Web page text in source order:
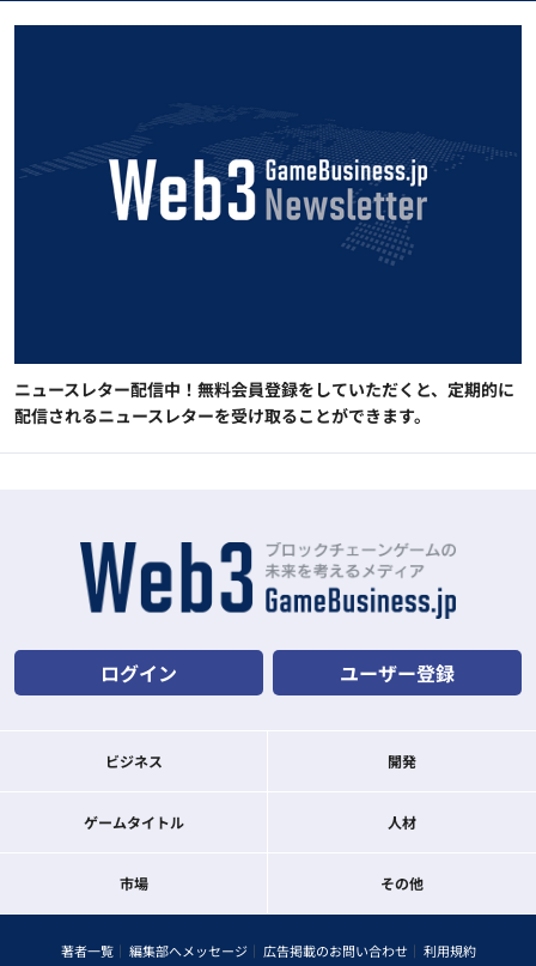
ニュースレター配信中！無料会員登録をしていただくと、定期的に
配信されるニュースレターを受け取ることができます。
ログイン ユーザー登録
ビジネス 開発
ゲームタイトル 人材
市場 その他
著者一覧 編集部へメッセージ 広告掲載のお問い合わせ 利用規約